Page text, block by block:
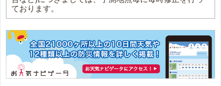
ております。